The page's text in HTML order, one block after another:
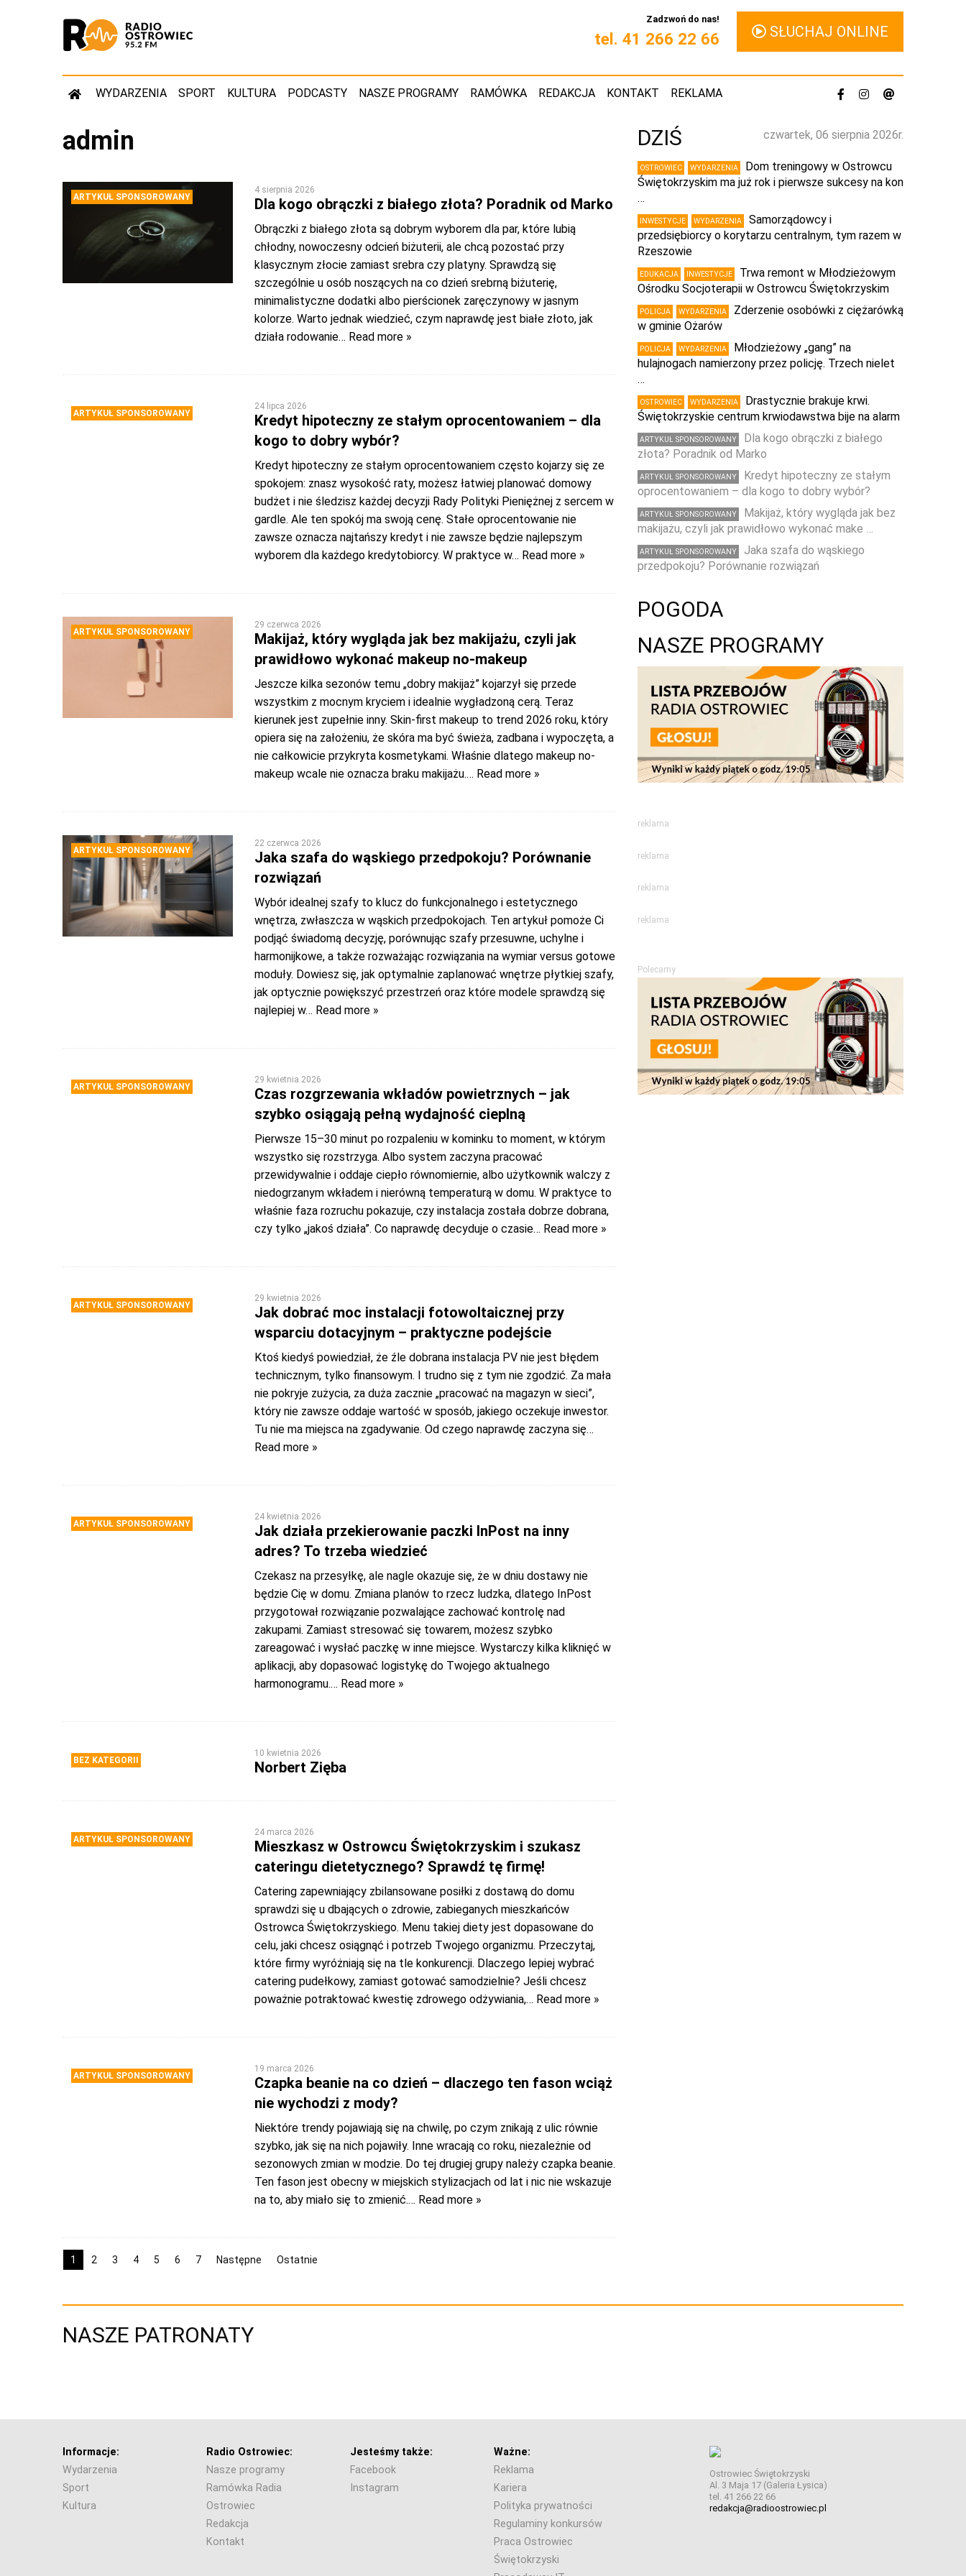
Zadzwoń do nas!
tel. 41 266 22 66 SŁUCHAJ ONLINE
WYDARZENIA SPORT KULTURA PODCASTY NASZE PROGRAMY RAMÓWKA REDAKCJA KONTAKT REKLAMA
admin
ARTYKUŁ SPONSOROWANY
4 sierpnia 2026
Dla kogo obrączki z białego złota? Poradnik od Marko
Obrączki z białego złota są dobrym wyborem dla par, które lubią
chłodny, nowoczesny odcień biżuterii, ale chcą pozostać przy
klasycznym złocie zamiast srebra czy platyny. Sprawdzą się
szczególnie u osób noszących na co dzień srebrną biżuterię,
minimalistyczne dodatki albo pierścionek zaręczynowy w jasnym
kolorze. Warto jednak wiedzieć, czym naprawdę jest białe złoto, jak
działa rodowanie… Read more »
ARTYKUŁ SPONSOROWANY
24 lipca 2026
Kredyt hipoteczny ze stałym oprocentowaniem – dla
kogo to dobry wybór?
Kredyt hipoteczny ze stałym oprocentowaniem często kojarzy się ze
spokojem: znasz wysokość raty, możesz łatwiej planować domowy
budżet i nie śledzisz każdej decyzji Rady Polityki Pieniężnej z sercem w
gardle. Ale ten spokój ma swoją cenę. Stałe oprocentowanie nie
zawsze oznacza najtańszy kredyt i nie zawsze będzie najlepszym
wyborem dla każdego kredytobiorcy. W praktyce w… Read more »
ARTYKUŁ SPONSOROWANY
29 czerwca 2026
Makijaż, który wygląda jak bez makijażu, czyli jak
prawidłowo wykonać makeup no-makeup
Jeszcze kilka sezonów temu „dobry makijaż” kojarzył się przede
wszystkim z mocnym kryciem i idealnie wygładzoną cerą. Teraz
kierunek jest zupełnie inny. Skin-first makeup to trend 2026 roku, który
opiera się na założeniu, że skóra ma być świeża, zadbana i wypoczęta, a
nie całkowicie przykryta kosmetykami. Właśnie dlatego makeup no-
makeup wcale nie oznacza braku makijażu.… Read more »
ARTYKUŁ SPONSOROWANY
22 czerwca 2026
Jaka szafa do wąskiego przedpokoju? Porównanie
rozwiązań
Wybór idealnej szafy to klucz do funkcjonalnego i estetycznego
wnętrza, zwłaszcza w wąskich przedpokojach. Ten artykuł pomoże Ci
podjąć świadomą decyzję, porównując szafy przesuwne, uchylne i
harmonijkowe, a także rozważając rozwiązania na wymiar versus gotowe
moduły. Dowiesz się, jak optymalnie zaplanować wnętrze płytkiej szafy,
jak optycznie powiększyć przestrzeń oraz które modele sprawdzą się
najlepiej w… Read more »
ARTYKUŁ SPONSOROWANY
29 kwietnia 2026
Czas rozgrzewania wkładów powietrznych – jak
szybko osiągają pełną wydajność cieplną
Pierwsze 15–30 minut po rozpaleniu w kominku to moment, w którym
wszystko się rozstrzyga. Albo system zaczyna pracować
przewidywalnie i oddaje ciepło równomiernie, albo użytkownik walczy z
niedogrzanym wkładem i nierówną temperaturą w domu. W praktyce to
właśnie faza rozruchu pokazuje, czy instalacja została dobrze dobrana,
czy tylko „jakoś działa”. Co naprawdę decyduje o czasie… Read more »
ARTYKUŁ SPONSOROWANY
29 kwietnia 2026
Jak dobrać moc instalacji fotowoltaicznej przy
wsparciu dotacyjnym – praktyczne podejście
Ktoś kiedyś powiedział, że źle dobrana instalacja PV nie jest błędem
technicznym, tylko finansowym. I trudno się z tym nie zgodzić. Za mała
nie pokryje zużycia, za duża zacznie „pracować na magazyn w sieci”,
który nie zawsze oddaje wartość w sposób, jakiego oczekuje inwestor.
Tu nie ma miejsca na zgadywanie. Od czego naprawdę zaczyna się…
Read more »
ARTYKUŁ SPONSOROWANY
24 kwietnia 2026
Jak działa przekierowanie paczki InPost na inny
adres? To trzeba wiedzieć
Czekasz na przesyłkę, ale nagle okazuje się, że w dniu dostawy nie
będzie Cię w domu. Zmiana planów to rzecz ludzka, dlatego InPost
przygotował rozwiązanie pozwalające zachować kontrolę nad
zakupami. Zamiast stresować się towarem, możesz szybko
zareagować i wysłać paczkę w inne miejsce. Wystarczy kilka kliknięć w
aplikacji, aby dopasować logistykę do Twojego aktualnego
harmonogramu.… Read more »
BEZ KATEGORII
10 kwietnia 2026
Norbert Zięba
ARTYKUŁ SPONSOROWANY
24 marca 2026
Mieszkasz w Ostrowcu Świętokrzyskim i szukasz
cateringu dietetycznego? Sprawdź tę firmę!
Catering zapewniający zbilansowane posiłki z dostawą do domu
sprawdzi się u dbających o zdrowie, zabieganych mieszkańców
Ostrowca Świętokrzyskiego. Menu takiej diety jest dopasowane do
celu, jaki chcesz osiągnąć i potrzeb Twojego organizmu. Przeczytaj,
które firmy wyróżniają się na tle konkurencji. Dlaczego lepiej wybrać
catering pudełkowy, zamiast gotować samodzielnie? Jeśli chcesz
poważnie potraktować kwestię zdrowego odżywiania,… Read more »
ARTYKUŁ SPONSOROWANY
19 marca 2026
Czapka beanie na co dzień – dlaczego ten fason wciąż
nie wychodzi z mody?
Niektóre trendy pojawiają się na chwilę, po czym znikają z ulic równie
szybko, jak się na nich pojawiły. Inne wracają co roku, niezależnie od
sezonowych zmian w modzie. Do tej drugiej grupy należy czapka beanie.
Ten fason jest obecny w miejskich stylizacjach od lat i nic nie wskazuje
na to, aby miało się to zmienić.… Read more »
1 2 3 4 5 6 7 Następne Ostatnie
czwartek, 06 sierpnia 2026r.
DZIŚ
OSTROWIEC WYDARZENIA
Dom treningowy w Ostrowcu
Świętokrzyskim ma już rok i pierwsze sukcesy na kon
…
INWESTYCJE WYDARZENIA
Samorządowcy i
przedsiębiorcy o korytarzu centralnym, tym razem w
Rzeszowie
EDUKACJA INWESTYCJE
Trwa remont w Młodzieżowym
Ośrodku Socjoterapii w Ostrowcu Świętokrzyskim
POLICJA WYDARZENIA
Zderzenie osobówki z ciężarówką
w gminie Ożarów
POLICJA WYDARZENIA
Młodzieżowy „gang” na
hulajnogach namierzony przez policję. Trzech nielet
…
OSTROWIEC WYDARZENIA
Drastycznie brakuje krwi.
Świętokrzyskie centrum krwiodawstwa bije na alarm
ARTYKUŁ SPONSOROWANY
Dla kogo obrączki z białego
złota? Poradnik od Marko
ARTYKUŁ SPONSOROWANY
Kredyt hipoteczny ze stałym
oprocentowaniem – dla kogo to dobry wybór?
ARTYKUŁ SPONSOROWANY
Makijaż, który wygląda jak bez
makijażu, czyli jak prawidłowo wykonać make …
ARTYKUŁ SPONSOROWANY
Jaka szafa do wąskiego
przedpokoju? Porównanie rozwiązań
POGODA
NASZE PROGRAMY
reklama
reklama
reklama
reklama
Polecamy
NASZE PATRONATY
Informacje:
Wydarzenia
Sport
Kultura
Radio Ostrowiec:
Nasze programy
Ramówka Radia
Ostrowiec
Redakcja
Kontakt
Jesteśmy także:
Facebook
Instagram
Ważne:
Reklama
Kariera
Polityka prywatności
Regulaminy konkursów
Praca Ostrowiec
Świętokrzyski
Ostrowiec Świętokrzyski
Al. 3 Maja 17 (Galeria Łysica)
tel. 41 266 22 66
redakcja@radioostrowiec.pl